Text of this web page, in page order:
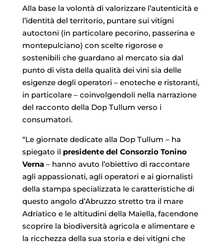
Alla base la volontà di valorizzare l’autenticità e
l’identità del territorio, puntare sui vitigni
autoctoni (in particolare pecorino, passerina e
montepulciano) con scelte rigorose e
sostenibili che guardano al mercato sia dal
punto di vista della qualità dei vini sia delle
esigenze degli operatori – enoteche e ristoranti,
in particolare – coinvolgendoli nella narrazione
del racconto della Dop Tullum verso i
consumatori.
“Le giornate dedicate alla Dop Tullum – ha
spiegato il presidente del Consorzio Tonino
Verna – hanno avuto l’obiettivo di raccontare
agli appassionati, agli operatori e ai giornalisti
della stampa specializzata le caratteristiche di
questo angolo d’Abruzzo stretto tra il mare
Adriatico e le altitudini della Maiella, facendone
scoprire la biodiversità agricola e alimentare e
la ricchezza della sua storia e dei vitigni che